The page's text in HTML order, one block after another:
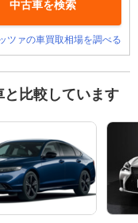
中古車を検索
ツァの車買取相場を調べる
比較しています